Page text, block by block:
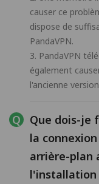
causer ce
dispose de
PandaVPN.
3. PandaVPN
également
l'ancienne
Que dois-je
la
arrière-plan
l'installation